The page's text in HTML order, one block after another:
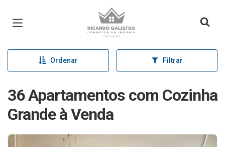
Página inicial
Ordenar Filtrar
36 Apartamentos com Cozinha
Grande à Venda